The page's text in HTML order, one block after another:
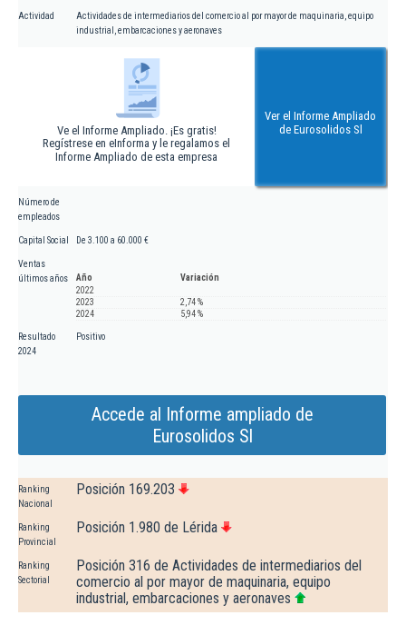
Actividad
Actividades de intermediarios del comercio al por mayor de maquinaria, equipo
industrial, embarcaciones y aeronaves
Ve el Informe Ampliado. ¡Es gratis!
Regístrese en eInforma y le regalamos el
Informe Ampliado de esta empresa
Ver el Informe Ampliado
de Eurosolidos Sl
Número de
empleados
Capital Social De 3.100 a 60.000 €
Ventas
últimos años
Año
Variación
2022
2023
2,74 %
2024
5,94 %
Resultado
2024
Positivo
Accede al Informe ampliado de
Eurosolidos Sl
Ranking
Nacional
Posición 169.203
Ranking
Provincial
Posición 1.980 de Lérida
Ranking
Sectorial
Posición 316 de Actividades de intermediarios del
comercio al por mayor de maquinaria, equipo
industrial, embarcaciones y aeronaves